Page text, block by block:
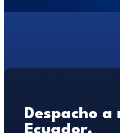
Despacho
Ecuador.